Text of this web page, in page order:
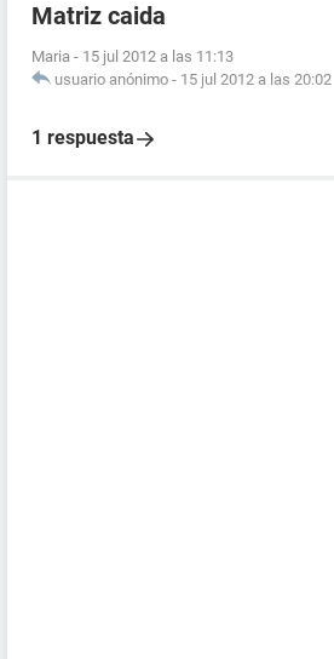
Matriz caida
Maria - 15 jul 2012 a las 11:13
usuario anónimo - 15 jul 2012 a las 20:02
1 respuesta